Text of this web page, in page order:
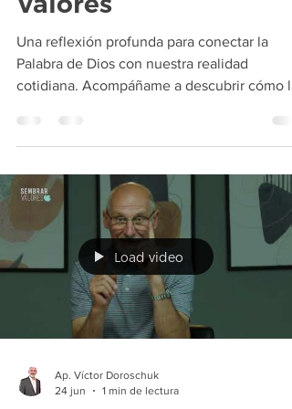
Una reflexión profunda para conectar la
Palabra de Dios con nuestra realidad
cotidiana. Acompáñame a descubrir cómo la
despejar las dudas y llenar nuestra vida de
paz y propósito. Prepárate, abre tu corazón y
empecemos este tiempo de crecimiento
juntos.
Load video
Ap. Víctor Doroschuk
24 jun
1 min de lectura